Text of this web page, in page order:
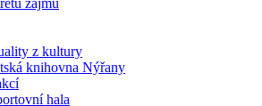
zájmů
z kultury
knihovna Nýřany
hala